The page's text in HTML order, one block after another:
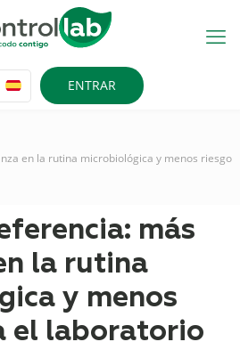
ENTRAR
en la rutina microbiológica y menos riesgo
más
la rutina
y menos
el laboratorio